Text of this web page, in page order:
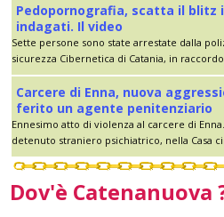
Pedopornografia, scatta il blitz
indagati. Il video
Sette persone sono state arrestate dalla
sicurezza Cibernetica di Catania, in raccordo
Carcere di Enna, nuova
ferito un agente penitenziario
Ennesimo atto di violenza al carcere di
detenuto straniero psichiatrico, nella Casa
Dov'è Catenanuova